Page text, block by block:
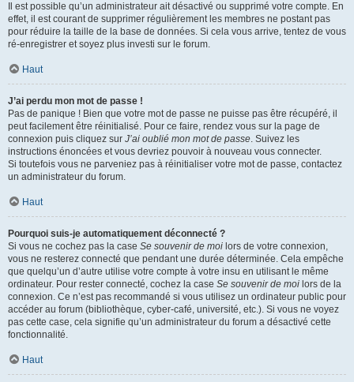
Il est possible qu’un administrateur ait désactivé ou supprimé votre compte. En
effet, il est courant de supprimer régulièrement les membres ne postant pas
pour réduire la taille de la base de données. Si cela vous arrive, tentez de vous
ré-enregistrer et soyez plus investi sur le forum.
Haut
J’ai perdu mon mot de passe !
Pas de panique ! Bien que votre mot de passe ne puisse pas être récupéré, il
peut facilement être réinitialisé. Pour ce faire, rendez vous sur la page de
connexion puis cliquez sur J’ai oublié mon mot de passe. Suivez les
instructions énoncées et vous devriez pouvoir à nouveau vous connecter.
Si toutefois vous ne parveniez pas à réinitialiser votre mot de passe, contactez
un administrateur du forum.
Haut
Pourquoi suis-je automatiquement déconnecté ?
Si vous ne cochez pas la case Se souvenir de moi lors de votre connexion,
vous ne resterez connecté que pendant une durée déterminée. Cela empêche
que quelqu’un d’autre utilise votre compte à votre insu en utilisant le même
ordinateur. Pour rester connecté, cochez la case Se souvenir de moi lors de la
connexion. Ce n’est pas recommandé si vous utilisez un ordinateur public pour
accéder au forum (bibliothèque, cyber-café, université, etc.). Si vous ne voyez
pas cette case, cela signifie qu’un administrateur du forum a désactivé cette
fonctionnalité.
Haut